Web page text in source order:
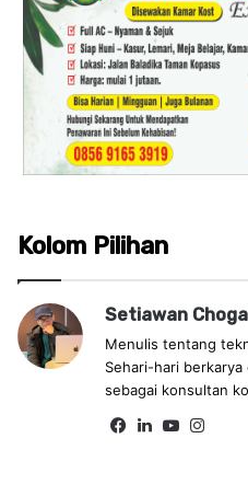
Kolom Pilihan
Setiawan
Menulis tentang
Sehari-hari
sebagai konsultan
Fa Lin Yo